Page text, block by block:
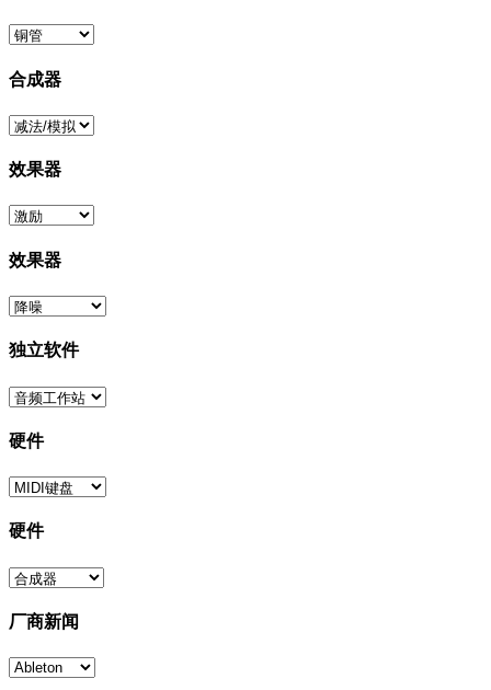
合成器
效果器
效果器
独立软件
硬件
硬件
厂商新闻